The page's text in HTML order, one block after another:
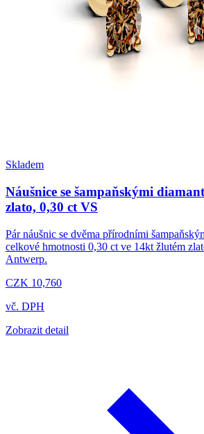
Skladem
Náušnice se šampaňskými
zlato, 0,30 ct VS
Pár náušnic se dvěma přírodními
celkové hmotnosti 0,30 ct ve 14kt žlutém
Antwerp.
CZK 10,760
vč. DPH
Zobrazit detail